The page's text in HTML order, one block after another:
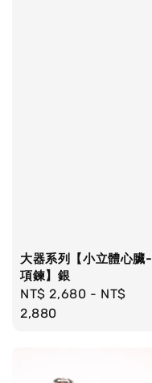
大器系列【小立體心臟-
項鍊】銀
Regular
price
NT$ 2,680 - NT$
2,880